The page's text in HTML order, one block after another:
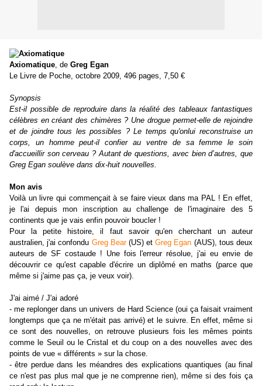
Axiomatique, de Greg Egan
Le Livre de Poche, octobre 2009, 496 pages, 7,50 €
Synopsis
Est-il possible de reproduire dans la réalité des tableaux fantastiques
célèbres en créant des chimères ? Une drogue permet-elle de rejoindre
et de joindre tous les possibles ? Le temps qu'onlui reconstruise un
corps, un homme peut-il confier au ventre de sa femme le soin
d'accueillir son cerveau ? Autant de questions, avec bien d’autres, que
Greg Egan soulève dans dix-huit nouvelles.
Mon avis
Voilà un livre qui commençait à se faire vieux dans ma PAL ! En effet,
je l'ai depuis mon inscription au challenge de l'imaginaire des 5
continents que je vais enfin pouvoir boucler !
Pour la petite histoire, il faut savoir qu'en cherchant un auteur
australien, j'ai confondu Greg Bear(US) etGreg Egan (AUS), tous deux
auteurs de SF costaude ! Une fois l'erreur résolue, j'ai eu envie de
découvrir ce qu'est capable d'écrire un diplômé en maths (parce que
même si j'aime pas ça, je veux voir).
J'ai aimé / J'ai adoré
- me replonger dans un univers de Hard Science (oui ça faisait vraiment
longtemps que ça ne m'était pas arrivé) et le suivre. En effet, même si
ce sont des nouvelles, on retrouve plusieurs fois les mêmes points
comme le Seuil ou le Cristal et du coup on a des nouvelles avec des
points de vue « différents » sur la chose.
- être perdue dans les méandres des explications quantiques (au final
ce n'est pas plus mal que je ne comprenne rien), même si des fois ça